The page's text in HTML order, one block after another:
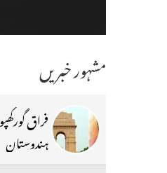
مشہور خبریں
فراق
ہندوستان